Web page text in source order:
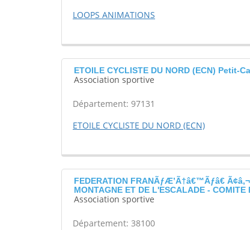
LOOPS ANIMATIONS
ETOILE CYCLISTE DU NORD (ECN) Petit-
Association sportive
Département: 97131
ETOILE CYCLISTE DU NORD (ECN)
FEDERATION FRANÃƒÆ’Ã†â€™Ãƒâ€
MONTAGNE ET DE L'ESCALADE -
Association sportive
Département: 38100